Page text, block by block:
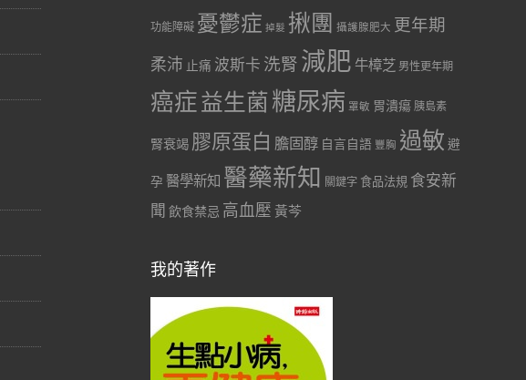
功能障礙 憂鬱症 掉髮 揪團 攝護腺肥大 更年期
柔沛 止痛 波斯卡 洗腎 減肥 牛樟芝 男性更年期
癌症益生菌 糖尿病 罩敏 胃潰瘍 胰島素
腎衰竭 膠原蛋白 膽固醇 自言自語 豐胸 過敏 避
孕 醫學新知 醫藥新知 關鍵字 食品法規 食安新
聞 飲食禁忌 高血壓 黃芩
我的著作